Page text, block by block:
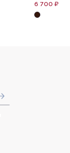
6 700 ₽